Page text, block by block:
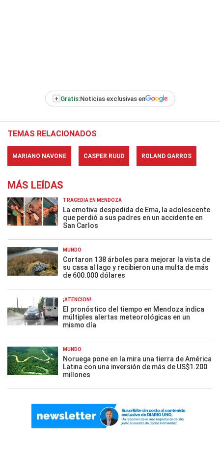
+ Gratis:Noticias exclusivas en
TEMAS RELACIONADOS
MARIANO NAVONE CASPER RUUD ROLAND GARROS
MÁS LEÍDAS
TRAGEDIA EN MENDOZA
La emotiva despedida de Ema, la adolescente
que perdió a sus padres en un accidente en
San Carlos
MUNDO
Cortaron 138 árboles para mejorar la vista de
su casa al lago y recibieron una multa de más
de 600.000 dólares
¡ATENCIÓN!
El pronóstico del tiempo en Mendoza indica
múltiples alertas meteorológicas en un
mismo día
MUNDO
Noruega pone en la mira una tierra de América
Latina con una inversión de más de US$1.200
millones